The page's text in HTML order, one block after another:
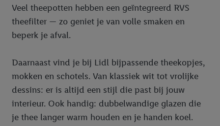
Veel theepotten hebben een geïntegreerd RVS
theefilter — zo geniet je van volle smaken en
beperk je afval.
Daarnaast vind je bij Lidl bijpassende theekopjes,
mokken en schotels. Van klassiek wit tot vrolijke
dessins: er is altijd een stijl die past bij jouw
interieur. Ook handig: dubbelwandige glazen die
je thee langer warm houden en je handen koel.